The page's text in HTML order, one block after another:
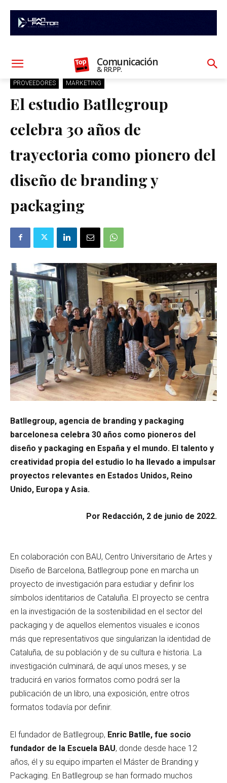
Comunicación
& RR.PP.
PROVEEDORES MARKETING
El estudio Batllegroup
celebra 30 años de
trayectoria como pionero del
diseño de branding y
packaging
Batllegroup, agencia de branding y packaging
barcelonesa celebra 30 años como pioneros del
diseño y packaging en España y el mundo. El talento y
creatividad propia del estudio lo ha llevado a impulsar
proyectos relevantes en Estados Unidos, Reino
Unido, Europa y Asia.
Por Redacción, 2 de junio de 2022.
En colaboración con BAU, Centro Universitario de Artes y
Diseño de Barcelona, Batllegroup pone en marcha un
proyecto de investigación para estudiar y definir los
símbolos identitarios de Cataluña. El proyecto se centra
en la investigación de la sostenibilidad en el sector del
packaging y de aquellos elementos visuales e iconos
más que representativos que singularizan la identidad de
Cataluña, de su población y de su cultura e historia. La
investigación culminará, de aquí unos meses, y se
traducirá en varios formatos como podrá ser la
publicación de un libro, una exposición, entre otros
formatos todavía por definir.
El fundador de Batllegroup, Enric Batlle, fue socio
fundador de la Escuela BAU, donde desde hace 12
años, él y su equipo imparten el Máster de Branding y
Packaging. En Batllegroup se han formado muchos